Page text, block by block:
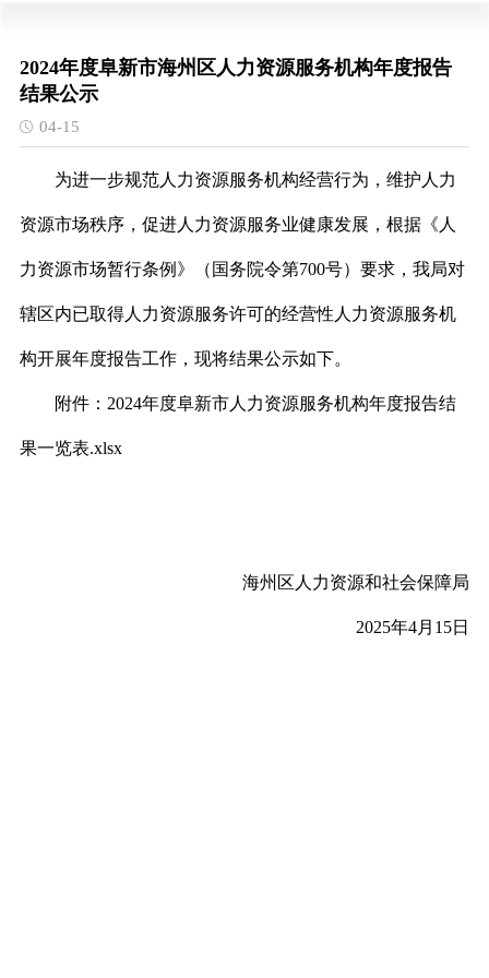
2024年度阜新市海州区人力资源服务机构年度报告
结果公示
04-15
为进一步规范人力资源服务机构经营行为，维护人力
资源市场秩序，促进人力资源服务业健康发展，根据《人
力资源市场暂行条例》（国务院令第700号） 要求， 我局对
辖区内已取得人力资源服务许可的经营性人力资源服务机
构开展年度报告工作， 现将结果公示如下。
附件： 2024年度阜新市人力资源服务机构年度报告结
果一览表.xlsx
海州区 人力资源和社会保障局
2025年4月 15日